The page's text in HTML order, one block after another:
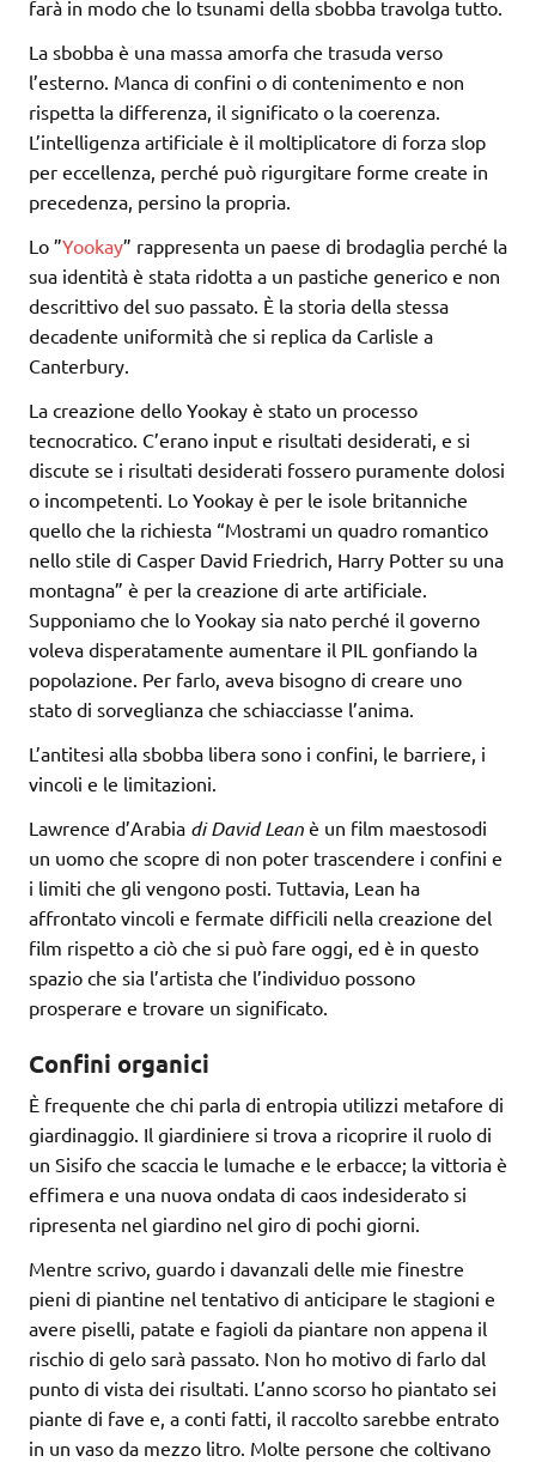
farà in modo che lo tsunami della sbobba travolga tutto.
La sbobba è una massa amorfa che trasuda verso
l’esterno. Manca di confini o di contenimento e non
rispetta la differenza, il significato o la coerenza.
L’intelligenza artificiale è il moltiplicatore di forza slop
per eccellenza, perché può rigurgitare forme create in
precedenza, persino la propria.
Lo ”Yookay” rappresenta un paese di brodaglia perché la
sua identità è stata ridotta a un pastiche generico e non
descrittivo del suo passato. È la storia della stessa
decadente uniformità che si replica da Carlisle a
Canterbury.
La creazione dello Yookay è stato un processo
tecnocratico. C’erano input e risultati desiderati, e si
discute se i risultati desiderati fossero puramente dolosi
o incompetenti. Lo Yookay è per le isole britanniche
quello che la richiesta “Mostrami un quadro romantico
nello stile di Casper David Friedrich, Harry Potter su una
montagna” è per la creazione di arte artificiale.
Supponiamo che lo Yookay sia nato perché il governo
voleva disperatamente aumentare il PIL gonfiando la
popolazione. Per farlo, aveva bisogno di creare uno
stato di sorveglianza che schiacciasse l’anima.
L’antitesi alla sbobba libera sono i confini, le barriere, i
vincoli e le limitazioni.
Lawrence d’Arabia di David Lean è un film maestosodi
un uomo che scopre di non poter trascendere i confini e
i limiti che gli vengono posti. Tuttavia, Lean ha
affrontato vincoli e fermate difficili nella creazione del
film rispetto a ciò che si può fare oggi, ed è in questo
spazio che sia l’artista che l’individuo possono
prosperare e trovare un significato.
Confini organici
È frequente che chi parla di entropia utilizzi metafore di
giardinaggio. Il giardiniere si trova a ricoprire il ruolo di
un Sisifo che scaccia le lumache e le erbacce; la vittoria è
effimera e una nuova ondata di caos indesiderato si
ripresenta nel giardino nel giro di pochi giorni.
Mentre scrivo, guardo i davanzali delle mie finestre
pieni di piantine nel tentativo di anticipare le stagioni e
avere piselli, patate e fagioli da piantare non appena il
rischio di gelo sarà passato. Non ho motivo di farlo dal
punto di vista dei risultati. L’anno scorso ho piantato sei
piante di fave e, a conti fatti, il raccolto sarebbe entrato
in un vaso da mezzo litro. Molte persone che coltivano